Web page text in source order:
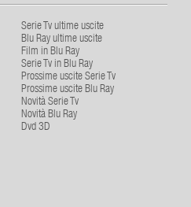
Serie Tv ultime uscite
Blu Ray ultime uscite
Film in Blu Ray
Serie Tv in Blu Ray
Prossime uscite Serie Tv
Prossime uscite Blu Ray
Novità Serie Tv
Novità Blu Ray
Dvd 3D